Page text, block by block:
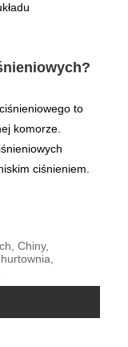
to
komorze.
ciśnieniem.
Chiny,